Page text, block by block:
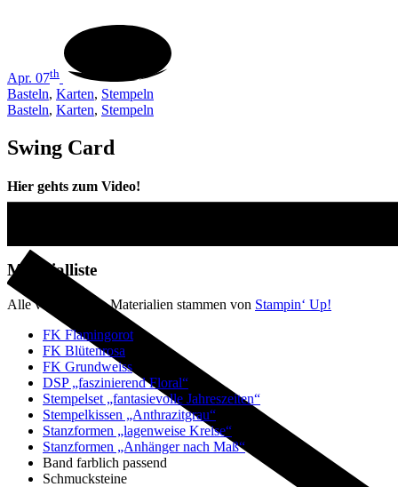
Apr. 07th
Basteln, Karten, Stempeln
Basteln, Karten, Stempeln
Swing Card
Hier gehts zum Video!
Materialliste
Alle verwendeten Materialien stammen von Stampin‘ Up!
FK Flamingorot
FK Blütenrosa
FK Grundweiss
DSP „faszinierend Floral“
Stempelset „fantasievolle Jahreszeiten“
Stempelkissen „Anthrazitgrau“
Stanzformen „lagenweise Kreise“
Stanzformen „Anhänger nach Maß“
Band farblich passend
Schmucksteine